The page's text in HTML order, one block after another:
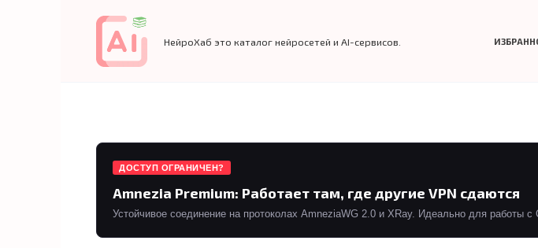
НейроХаб это каталог нейросетей и AI-сервисов.
ДОСТУП ОГРАНИЧЕН?
Amnezia Premium: Работает там, где другие VPN сдаются
Устойчивое соединение на протоколах AmneziaWG 2.0 и XRay. Идеально для работы с